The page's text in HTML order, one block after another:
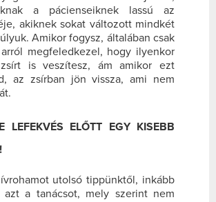
a pácienseiknek lassú az
akiknek sokat változott mindkét
Amikor fogysz, általában csak
megfeledkezel, hogy ilyenkor
is veszítesz, ám amikor ezt
az zsírban jön vissza, ami nem
LEFEKVÉS ELŐTT EGY KISEBB
utolsó tippünktől, inkább
a tanácsot, mely szerint nem